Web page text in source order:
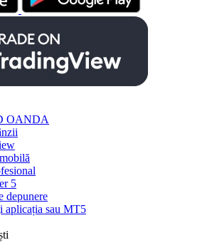
OANDA
5
depunere
aplicația sau MT5